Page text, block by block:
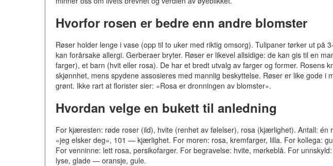
Hvorfor rosen er bedre enn andre blomster
Røser holder lenge i vase (opp til to uker med riktig omsorg). Tulipaner tørker ut på
kan forårsake allergi. Gerberaer bryter. Røser er likevel allsidige: de kan gis til en
farger), et barn (hvit eller rosa). De har et bredt utvalg av farger og former. Rosens
skjønnhet, mens spydene assosieres med mannlig beskyttelse. Røser er like gode i
grønt. Ikke rart at florister sier: «Rosa er dronningen av blomster».
Hvordan velge en bukett til anledning
For kjæresten: røde roser (ild), hvite (renhet av følelser), rosa (kjærlighet). Antall:
«jeg elsker deg», 101 — kjærlighet. For moren: rosa, kremfarger, lilla. For kollega:
For venninne: lett rosa, persikofarger. For begravelse: hvite, mørkeblå. For
lyse, glade — oransje, gule.